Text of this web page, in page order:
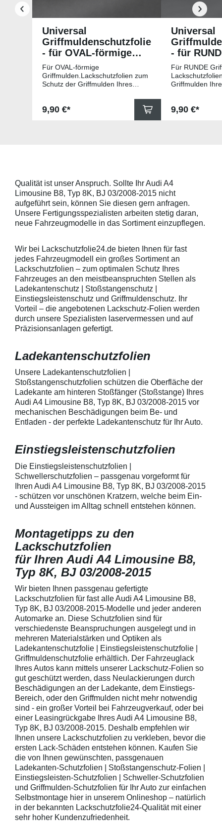
Universal
Griffmuldenschutzfolie
- für OVAL-förmige
Griffmulden
Für OVAL-förmige
Griffmulden.Lackschutzfolien zum
Schutz der Griffmulden Ihres
Schutzfolie gegen Kratzer in den
Griffmulden. Die Pads sind 78mm
beigelegter Anleitung) benetzen,
diese danach auflegen und mittig
anstreichen - anschließend die
Lackschutzfolie mittels Fön
erwärmen und von der Mitte
heraus in alle Richtungen
kontaktieren Sie uns bitte
telefonisch. Lieferumfang
transparente Lackschutzfolie 5
Stück Lackschutzpads für 5
Griffmulden / Griffschalen
Merkmale Spezielle Vinylfolie mit
bestmöglichem Schutz gegen
Kratzer und Abrieb Bestens
geeignet zum Schutz von
Fahrzeugkarosserien gegen
mechanische Einwirkung am
Fahrzeugkarosserien und
mechanische Einwirkung
entwickeltStärke der Folie beträgt
150 µmSchützt den wertvollen
Lack in der GriffmuldenKeine
unschönen Kratzer durch
Fingenägel oder Ringe in den
GriffmuldenSpezielle Vinylfolie mit
bestmöglichem Schutz gegen
Regulärer Preis:
9,90 €*
Universal
- für
Für RUNDE
Griffmulden
Die Pads sind
Schutzpads
sollten die
Griffmulden
Aussenrändern
mindestens
Folie mit
beigelegter
diese danach
anstreichen -
Lackschutzfolie
heraus in alle
ausstreichen.
kontaktieren
telefonisch.
geeignet zum
mechanische
zum Schutz von
150 µmSchützt
Lack in der
Fingenägel
bestmöglichem
Kratzer und
Fahrzeuglack
Regulärer
9,90 €*
Qualität ist unser Anspruch. Sollte Ihr Audi A4
Limousine B8, Typ 8K, BJ 03/2008-2015 nicht
aufgeführt sein, können Sie diesen gern anfragen.
Unsere Fertigungsspezialisten arbeiten stetig daran,
neue Fahrzeugmodelle in das Sortiment einzupflegen.
Wir bei Lackschutzfolie24.de bieten Ihnen für fast
jedes Fahrzeugmodell ein großes Sortiment an
Lackschutzfolien – zum optimalen Schutz Ihres
Fahrzeuges an den meistbeanspruchten Stellen als
Ladekantenschutz | Stoßstangenschutz |
Einstiegsleistenschutz und Griffmuldenschutz. Ihr
Vorteil – die angebotenen Lackschutz-Folien werden
durch unsere Spezialisten laservermessen und auf
Präzisionsanlagen gefertigt.
Ladekantenschutzfolien
Unsere Ladekantenschutzfolien |
Stoßstangenschutzfolien schützen die Oberfläche der
Ladekante am hinteren Stoßfänger (Stoßstange) Ihres
Audi A4 Limousine B8, Typ 8K, BJ 03/2008-2015 vor
mechanischen Beschädigungen beim Be- und
Entladen - der perfekte Ladekantenschutz für Ihr Auto.
Einstiegsleistenschutzfolien
Die Einstiegsleistenschutzfolien |
Schwellerschutzfolien – passgenau vorgeformt für
Ihren Audi A4 Limousine B8, Typ 8K, BJ 03/2008-2015
- schützen vor unschönen Kratzern, welche beim Ein-
und Aussteigen im Alltag schnell entstehen können.
Montagetipps zu den
Lackschutzfolien
für Ihren Audi A4 Limousine B8,
Typ 8K, BJ 03/2008-2015
Wir bieten Ihnen passgenau gefertigte
Lackschutzfolien für fast alle Audi A4 Limousine B8,
Typ 8K, BJ 03/2008-2015-Modelle und jeder anderen
Automarke an. Diese Schutzfolien sind für
verschiedenste Beanspruchungen ausgelegt und in
mehreren Materialstärken und Optiken als
Ladekantenschutzfolie | Einstiegsleistenschutzfolie |
Griffmuldenschutzfolie erhältlich. Der Fahrzeuglack
Ihres Autos kann mittels unserer Lackschutz-Folien so
gut geschützt werden, dass Neulackierungen durch
Beschädigungen an der Ladekante, dem Einstiegs-
Bereich, oder den Griffmulden nicht mehr notwendig
sind - ein großer Vorteil bei Fahrzeugverkauf, oder bei
einer Leasingrückgabe Ihres Audi A4 Limousine B8,
Typ 8K, BJ 03/2008-2015. Deshalb empfehlen wir
Ihnen unsere Lackschutzfolien zu verkleben, bevor die
ersten Lack-Schäden entstehen können. Kaufen Sie
die von Ihnen gewünschten, passgenauen
Ladekanten-Schutzfolien | Stoßstangenschutz-Folien |
Einstiegsleisten-Schutzfolien | Schweller-Schutzfolien
und Griffmulden-Schutzfolien für Ihr Auto zur einfachen
Selbstmontage hier in unserem Onlineshop – natürlich
in der bekannten Lackschutzfolie24-Qualität mit einer
sehr hoher Kundenzufriedenheit.